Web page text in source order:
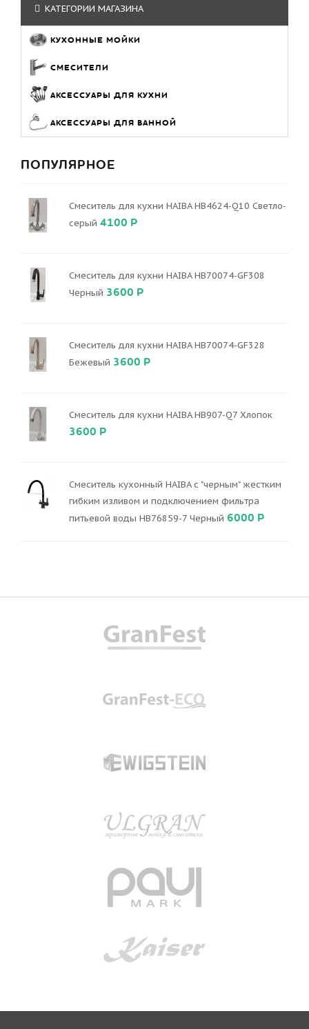
КАТЕГОРИИ МАГАЗИНА
КУХОННЫЕ МОЙКИ
СМЕСИТЕЛИ
АКСЕССУАРЫ ДЛЯ КУХНИ
АКСЕССУАРЫ ДЛЯ ВАННОЙ
ПОПУЛЯРНОЕ
Смеситель для кухни HAIBA HB4624-Q10 Светло-
серый 4100 Р
Смеситель для кухни HAIBA HB70074-GF308
Черный 3600 Р
Смеситель для кухни HAIBA HB70074-GF328
Бежевый 3600 Р
Смеситель для кухни HAIBA HB907-Q7 Хлопок
3600 Р
Смеситель кухонный HAIBA с "черным" жестким
гибким изливом и подключением фильтра
питьевой воды HB76859-7 Черный 6000 Р